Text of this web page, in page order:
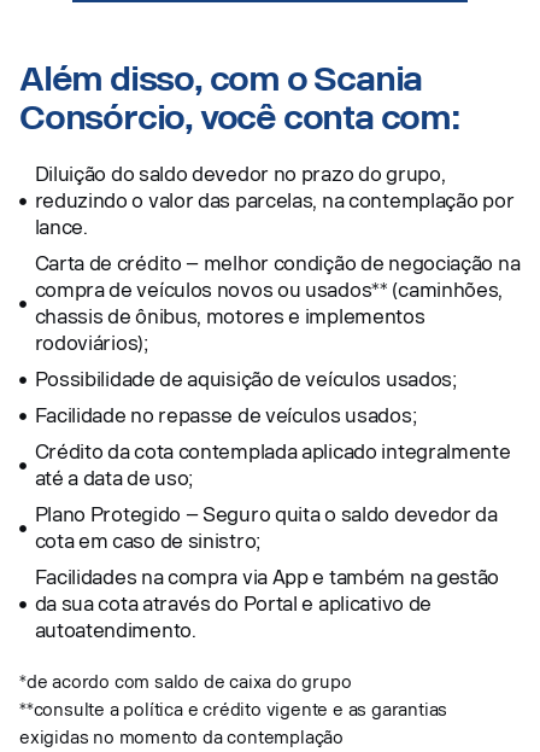
Além disso, com o Scania
Consórcio, você conta com:
Diluição do saldo devedor no prazo do grupo,
reduzindo o valor das parcelas, na contemplação por
lance.
Carta de crédito – melhor condição de negociação na
compra de veículos novos ou usados** (caminhões,
chassis de ônibus, motores e implementos
rodoviários);
Possibilidade de aquisição de veículos usados;
Facilidade no repasse de veículos usados;
Crédito da cota contemplada aplicado integralmente
até a data de uso;
Plano Protegido – Seguro quita o saldo devedor da
cota em caso de sinistro;
Facilidades na compra via App e também na gestão
da sua cota através do Portal e aplicativo de
autoatendimento.
*de acordo com saldo de caixa do grupo
**consulte a política e crédito vigente e as garantias
exigidas no momento da contemplação